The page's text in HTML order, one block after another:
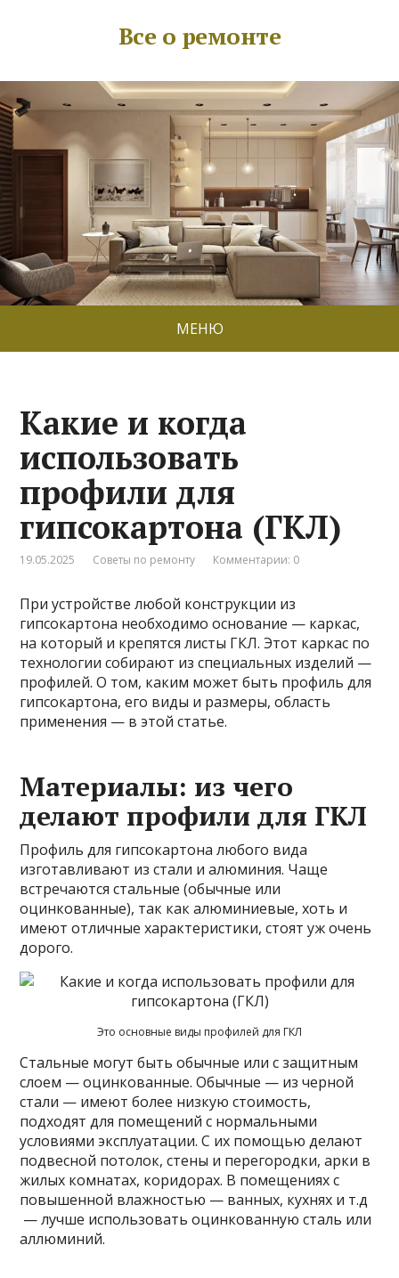
Все о ремонте
МЕНЮ
Какие и когда
использовать
профили для
гипсокартона (ГКЛ)
19.05.2025 Советы по ремонту Комментарии: 0
При устройстве любой конструкции из
гипсокартона необходимо основание — каркас,
на который и крепятся листы ГКЛ. Этот каркас по
технологии собирают из специальных изделий —
профилей. О том, каким может быть профиль для
гипсокартона, его виды и размеры, область
применения — в этой статье.
Материалы: из чего
делают профили для ГКЛ
Профиль для гипсокартона любого вида
изготавливают из стали и алюминия. Чаще
встречаются стальные (обычные или
оцинкованные), так как алюминиевые, хоть и
имеют отличные характеристики, стоят уж очень
дорого.
Это основные виды профилей для ГКЛ
Стальные могут быть обычные или с защитным
слоем — оцинкованные. Обычные — из черной
стали — имеют более низкую стоимость,
подходят для помещений с нормальными
условиями эксплуатации. С их помощью делают
подвесной потолок, стены и перегородки, арки в
жилых комнатах, коридорах. В помещениях с
повышенной влажностью — ванных, кухнях и т.д
— лучше использовать оцинкованную сталь или
аллюминий.